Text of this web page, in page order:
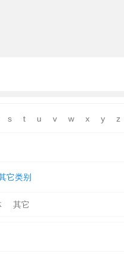
s t u v w x y z
它类别
其它